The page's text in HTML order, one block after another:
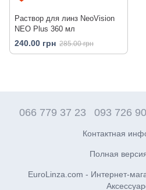
Раствор для линз NeoVision
NEO Plus 360 мл
240.00 грн 285.00 грн
066 779 37 23 093 726
Контактная
Полная
EuroLinza.com - Интернет-